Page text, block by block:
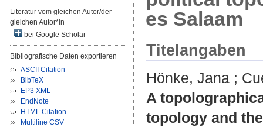
Literatur vom gleichen Autor/der
gleichen Autor*in
bei Google Scholar
Bibliografische Daten exportieren
ASCII Citation
BibTeX
EP3 XML
EndNote
HTML Citation
Multiline CSV
es Salaam
Titelangaben
Hönke, Jana ;
A
topology and